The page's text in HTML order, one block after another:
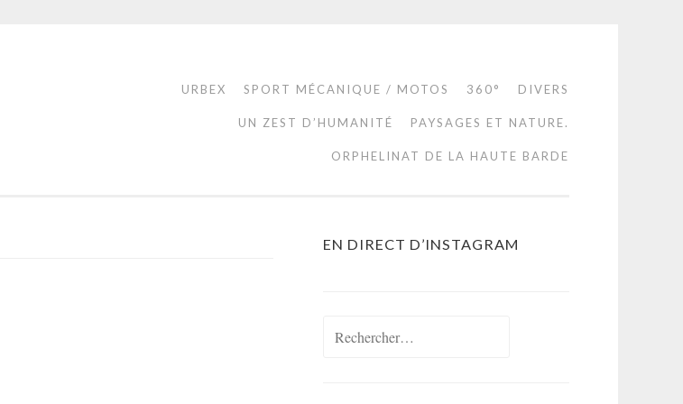
URBEX SPORT MÉCANIQUE / MOTOS 360° DIVERS
UN ZEST D’HUMANITÉ PAYSAGES ET NATURE.
ORPHELINAT DE LA HAUTE BARDE
EN DIRECT D’INSTAGRAM